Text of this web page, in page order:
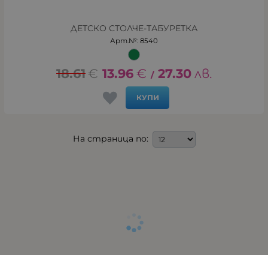
ДЕТСКО СТОЛЧЕ-ТАБУРЕТКА
Арт.№: 8540
18.61 € 13.96 € / 27.30 лв.
КУПИ
На страница по: